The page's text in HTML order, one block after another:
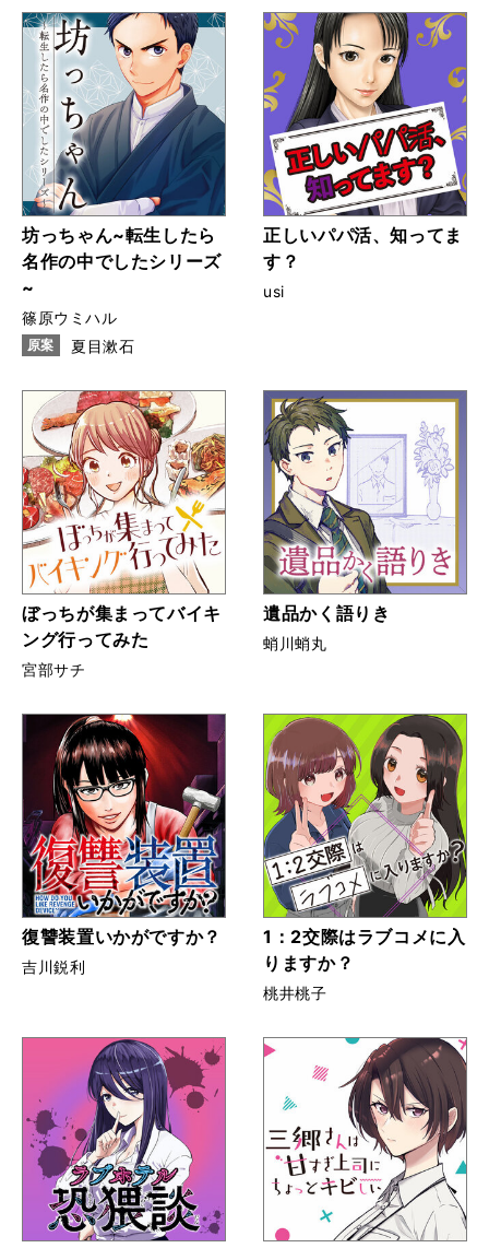
坊っちゃん~転生したら
名作の中でしたシリーズ
~
篠原ウミハル
原案 夏目漱石
正しいパパ活、知ってま
す？
usi
ぼっちが集まってバイキ
ング行ってみた
宮部サチ
遺品かく語りき
蛸川蛸丸
復讐装置いかがですか？
吉川鋭利
1：2交際はラブコメに入
りますか？
桃井桃子